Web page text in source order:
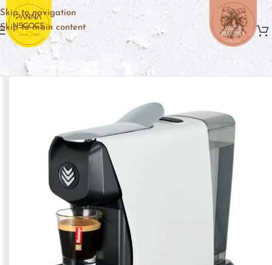
Skip to navigation
Skip to main content